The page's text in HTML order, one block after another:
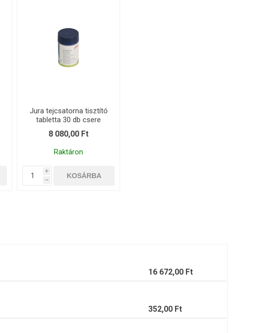
Jura tejcsatorna tisztító
tabletta 30 db csere
csomag
8 080,00 Ft
Raktáron
i
h
16 672,00 Ft
352,00 Ft